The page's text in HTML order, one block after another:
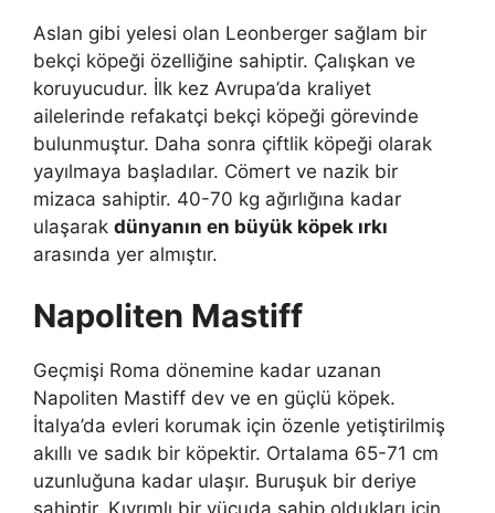
Aslan gibi yelesi olan Leonberger sağlam bir
bekçi köpeği özelliğine sahiptir. Çalışkan ve
koruyucudur. İlk kez Avrupa’da kraliyet
ailelerinde refakatçi bekçi köpeği görevinde
bulunmuştur. Daha sonra çiftlik köpeği olarak
yayılmaya başladılar. Cömert ve nazik bir
mizaca sahiptir. 40-70 kg ağırlığına kadar
ulaşarak dünyanın en büyük köpek ırkı
arasında yer almıştır.
Napoliten Mastiff
Geçmişi Roma dönemine kadar uzanan
Napoliten Mastiff dev ve en güçlü köpek.
İtalya’da evleri korumak için özenle yetiştirilmiş
akıllı ve sadık bir köpektir. Ortalama 65-71 cm
uzunluğuna kadar ulaşır. Buruşuk bir deriye
sahiptir. Kıvrımlı bir vücuda sahip oldukları için